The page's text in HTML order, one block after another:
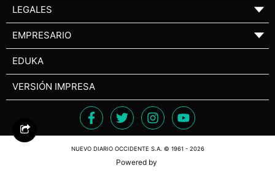
LEGALES ▼
EMPRESARIO ▼
EDUKA
VERSIÓN IMPRESA
NUEVO DIARIO OCCIDENTE S.A. © 1961 - 2026
Powered by